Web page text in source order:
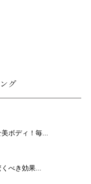
グ
ボディ！毎...
べき効果...